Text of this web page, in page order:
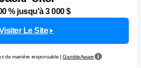
% jusqu'à 3 000 $
Le Site
de manière responsable |GambleAware